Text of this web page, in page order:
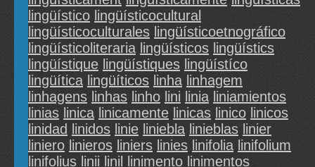
lingüístico lingüísticocultural
lingüísticoculturales lingüísticoetnográfico
lingüísticoliteraria lingüísticos lingüístics
lingüístique lingüístiques lingüístíco
lingüítica lingüíticos linha linhagem
linhagens linhas linho lini linia liniamientos
linias linica linicamente linicas linico linicos
linidad
linidos linie liniebla linieblas linier
liniero linieros liniers linies linifolia linifolium
linifolius linii linil linimento linimentos